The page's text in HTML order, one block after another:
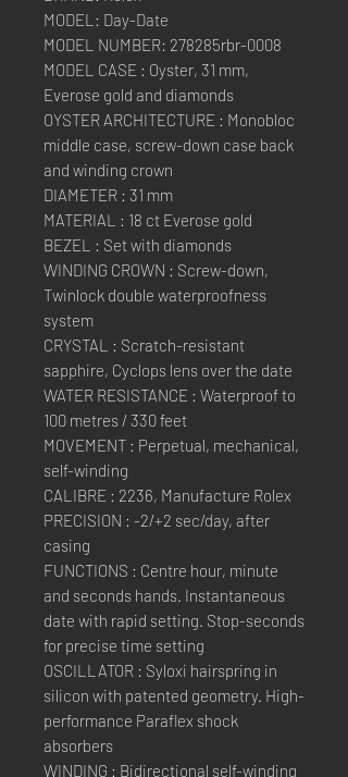
MODEL: Day-Date
MODEL NUMBER: 278285rbr-0008
MODEL CASE : Oyster, 31 mm,
Everose gold and diamonds
OYSTER ARCHITECTURE : Monobloc
middle case, screw-down case back
and winding crown
DIAMETER : 31 mm
MATERIAL : 18 ct Everose gold
BEZEL : Set with diamonds
WINDING CROWN : Screw-down,
Twinlock double waterproofness
system
CRYSTAL : Scratch-resistant
sapphire, Cyclops lens over the date
WATER RESISTANCE : Waterproof to
100 metres / 330 feet
MOVEMENT : Perpetual, mechanical,
self-winding
CALIBRE : 2236, Manufacture Rolex
PRECISION : -2/+2 sec/day, after
casing
FUNCTIONS : Centre hour, minute
and seconds hands. Instantaneous
date with rapid setting. Stop-seconds
for precise time setting
OSCILLATOR : Syloxi hairspring in
silicon with patented geometry. High-
performance Paraflex shock
absorbers
WINDING : Bidirectional self-winding